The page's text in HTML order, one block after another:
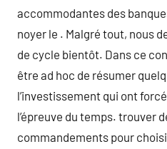
accommodantes des
noyer le . Malgré tout, nous
de cycle bientôt. Dans ce
être ad hoc de résumer
l’investissement qui ont
l’épreuve du temps. trouver
commandements pour